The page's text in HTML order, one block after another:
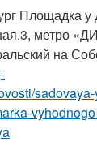
Площадка
метро
на